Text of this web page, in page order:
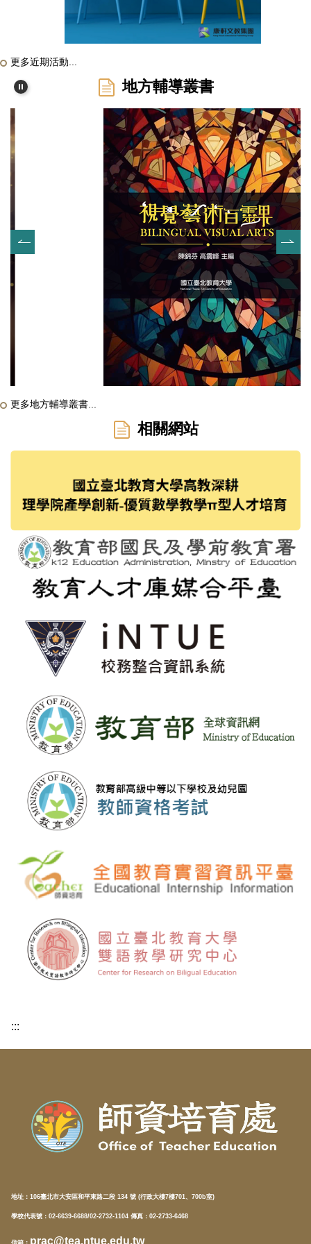
更多近期活動...
地方輔導叢書
更多地方輔導叢書...
相關網站
:::
地址： 106臺北市大安區和平東路二段 134 號 (行政大樓7樓701、700b室)
學校代表號：02-6639-6688/02-2732-1104 傳真：02-2733-6468
prac@tea.ntue.edu.tw